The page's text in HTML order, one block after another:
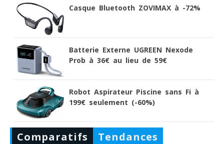
Casque Bluetooth ZOVIMAX à -72%
Batterie Externe UGREEN Nexode
Prob à 36€ au lieu de 59€
Robot Aspirateur Piscine sans Fi à
199€ seulement (-60%)
Comparatifs Tendances